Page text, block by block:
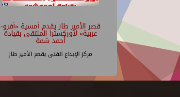
قصر الأمير طاز يقدم أمسية «أفرو-
عربية» لأوركسترا الملتقى بقيادة
أحمد شمة
مركز الإبداع الفنى بقصر الأمير طاز